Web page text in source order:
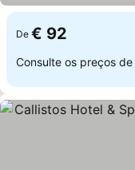
De € 92
Consulte os preços de